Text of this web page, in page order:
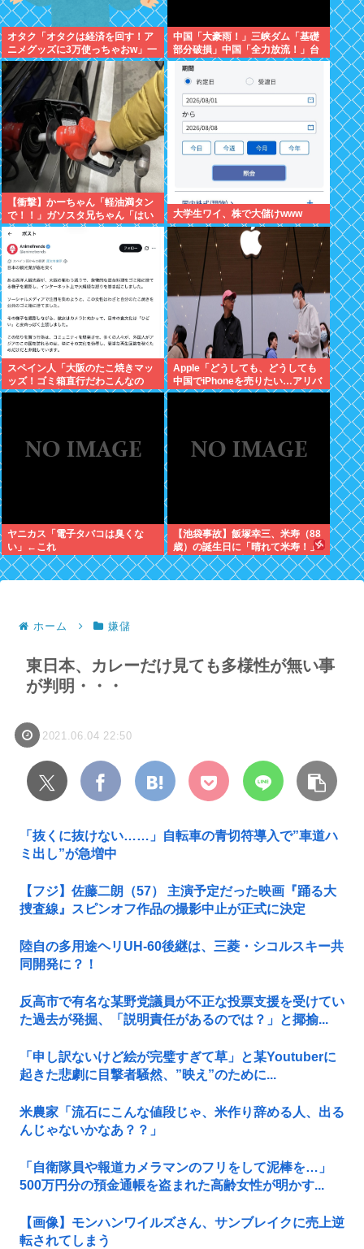
オタク「オタクは経済を回す！ア
ニメグッズに3万使っちゃおw」一
般人「車に500万、家に3000万、
観光して5万、交際費に5万」
中国「大豪雨！」三峡ダム「基礎
部分破損」中国「全力放流！」台
風13号「中国上陸予測」台風15号
「中国接近（画像」中国「台風同
時上陸！（穀物生産が壊滅危機」
【衝撃】かーちゃん「軽油満タン
で！！」ガソスタ兄ちゃん「はい
(レギュラーの間違いだろな…)」
⇒結果ｗｗ
大学生ワイ、株で大儲けwww
スペイン人「大阪のたこ焼きマッ
ッズ！ゴミ箱直行だわこんなの
w」←大炎上してしまう
Apple「どうしても、どうしても
中国でiPhoneを売りたい…アリバ
バさん提携しよ！」中国AI企業に
ヤニカス「電子タバコは臭くな
い」←これ
【池袋事故】飯塚幸三、米寿（88
歳）の誕生日に「晴れて米寿！」
「嬉しい」と日記に書いていた
ホーム 嫌儲
東日本、カレーだけ見ても多様性が無い事
が判明・・・
2021.06.04 22:50
「抜くに抜けない……」自転車の青切符導入で”車道ハ
ミ出し”が急増中
【フジ】佐藤二朗（57） 主演予定だった映画『踊る大
捜査線』スピンオフ作品の撮影中止が正式に決定
陸自の多用途ヘリUH-60後継は、三菱・シコルスキー共
同開発に？！
反高市で有名な某野党議員が不正な投票支援を受けてい
た過去が発掘、「説明責任があるのでは？」と揶揄...
「申し訳ないけど絵が完璧すぎて草」と某Youtuberに
起きた悲劇に目撃者騒然、”映え”のために...
米農家「流石にこんな値段じゃ、米作り辞める人、出る
んじゃないかなあ？？」
「自衛隊員や報道カメラマンのフリをして泥棒を…」
500万円分の預金通帳を盗まれた高齢女性が明かす...
【画像】モンハンワイルズさん、サンブレイクに売上逆
転されてしまう